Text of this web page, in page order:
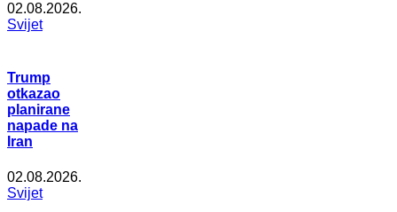
02.08.2026.
Svijet
Trump
otkazao
planirane
napade na
Iran
02.08.2026.
Svijet